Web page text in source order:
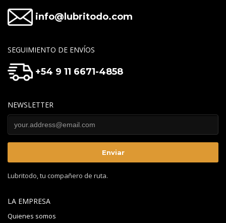
info@lubritodo.com
SEGUIMIENTO DE ENVÍOS
+54 9 11 6671-4858
NEWSLETTER
Lubritodo, tu compañero de ruta.
LA EMPRESA
Quienes somos